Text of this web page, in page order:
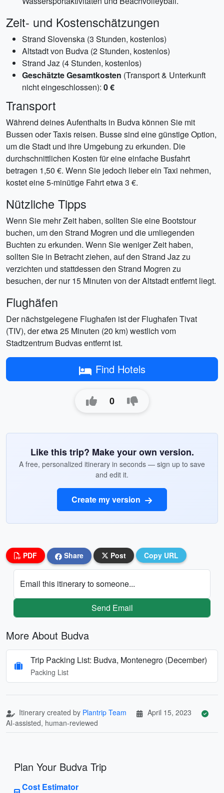
Zeit- und Kostenschätzungen
Strand Slovenska (3 Stunden, kostenlos)
Altstadt von Budva (2 Stunden, kostenlos)
Strand Jaz (4 Stunden, kostenlos)
Geschätzte Gesamtkosten (Transport & Unterkunft
nicht eingeschlossen): 0 €
Transport
Während deines Aufenthalts in Budva können Sie mit
Bussen oder Taxis reisen. Busse sind eine günstige Option,
um die Stadt und ihre Umgebung zu erkunden. Die
durchschnittlichen Kosten für eine einfache Busfahrt
betragen 1,50 €. Wenn Sie jedoch lieber ein Taxi nehmen,
kostet eine 5-minütige Fahrt etwa 3 €.
Nützliche Tipps
Wenn Sie mehr Zeit haben, sollten Sie eine Bootstour
buchen, um den Strand Mogren und die umliegenden
Buchten zu erkunden. Wenn Sie weniger Zeit haben,
sollten Sie in Betracht ziehen, auf den Strand Jaz zu
verzichten und stattdessen den Strand Mogren zu
besuchen, der nur 15 Minuten von der Altstadt entfernt liegt.
Flughäfen
Der nächstgelegene Flughafen ist der Flughafen Tivat
(TIV), der etwa 25 Minuten (20 km) westlich vom
Stadtzentrum Budvas entfernt ist.
Find Hotels
0
Like this trip? Make your own version.
A free, personalized itinerary in seconds — sign up to save
and edit it.
Create my version
PDF Share Post Copy URL
Email this itinerary to someone...
Send Email
More About Budva
Trip Packing List: Budva, Montenegro (December)
Packing List
Itinerary created by Plantrip Team
April 15, 2023
AI-assisted, human-reviewed
Plan Your Budva Trip
Cost Estimator